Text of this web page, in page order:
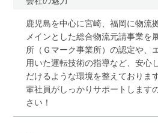
鹿児島を中心に宮崎、福岡に物流
メインとした総合物流元請事業を
所（Ｇマーク事業所）の認定や、
用いた運転技術の指導など、安心
だけるような環境を整えておりま
輩社員がしっかりサポートします
さい！